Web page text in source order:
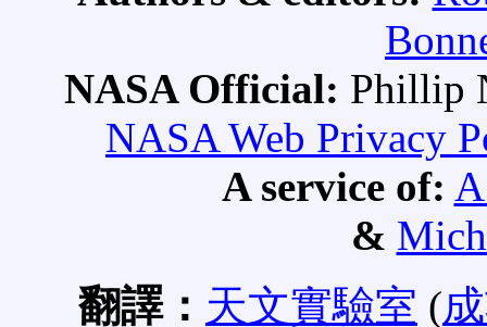
NASA Official: Phillip
NASA Web Privacy
A service of:
&
翻譯： 天文實驗室 (